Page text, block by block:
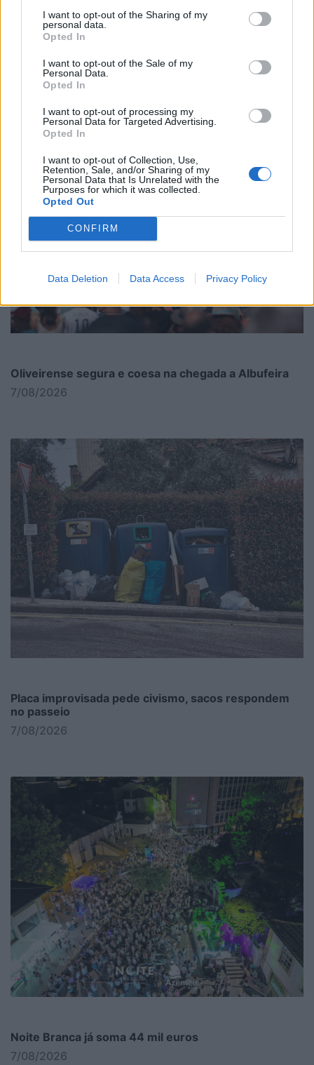
I want to opt-out of the Sharing of my
personal data.
Opted In
I want to opt-out of the Sale of my
Personal Data.
Opted In
I want to opt-out of processing my
Personal Data for Targeted Advertising.
Opted In
I want to opt-out of Collection, Use,
Retention, Sale, and/or Sharing of my
Personal Data that Is Unrelated with the
Purposes for which it was collected.
Opted Out
CONFIRM
Data Deletion Data Access Privacy Policy
Cidacos integra Festival de Folclore no de La Salette
8/08/2026
Oliveirense segura e coesa na chegada a Albufeira
7/08/2026
Placa improvisada pede civismo, sacos respondem
no passeio
7/08/2026
Noite Branca já soma 44 mil euros
7/08/2026